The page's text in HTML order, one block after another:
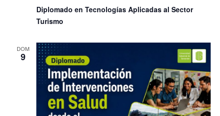
Diplomado en Tecnologías Aplicadas al Sector
Turismo
DOM
9